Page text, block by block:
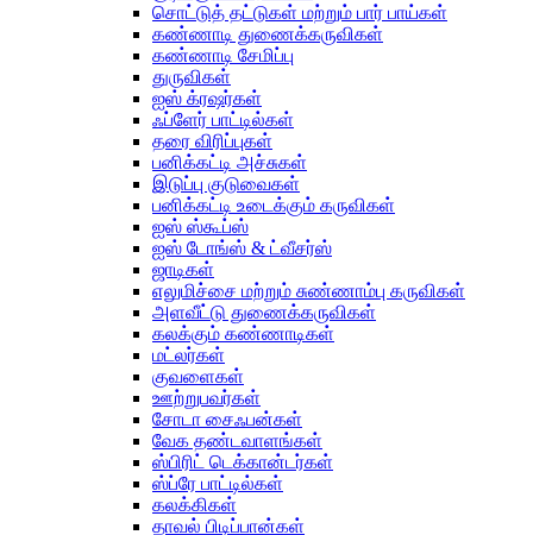
சொட்டுத் தட்டுகள் மற்றும் பார் பாய்கள்
கண்ணாடி துணைக்கருவிகள்
கண்ணாடி சேமிப்பு
துருவிகள்
ஐஸ் க்ரஷர்கள்
ஃப்ளேர் பாட்டில்கள்
தரை விரிப்புகள்
பனிக்கட்டி அச்சுகள்
இடுப்பு குடுவைகள்
பனிக்கட்டி உடைக்கும் கருவிகள்
ஐஸ் ஸ்கூப்ஸ்
ஐஸ் டோங்ஸ் & ட்வீசர்ஸ்
ஜாடிகள்
எலுமிச்சை மற்றும் சுண்ணாம்பு கருவிகள்
அளவீட்டு துணைக்கருவிகள்
கலக்கும் கண்ணாடிகள்
மட்லர்கள்
குவளைகள்
ஊற்றுபவர்கள்
சோடா சைஃபன்கள்
வேக தண்டவாளங்கள்
ஸ்பிரிட் டெக்கான்டர்கள்
ஸ்ப்ரே பாட்டில்கள்
கலக்கிகள்
தாவல் பிடிப்பான்கள்